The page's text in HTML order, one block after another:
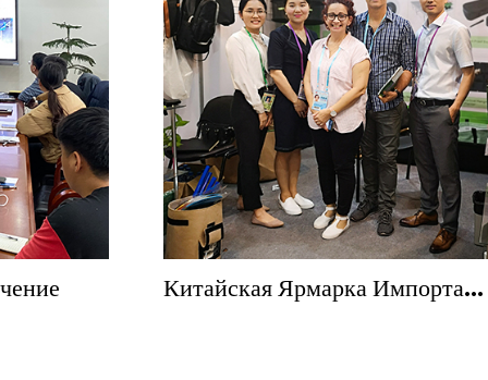
Китайская Ярмарка Импорта И